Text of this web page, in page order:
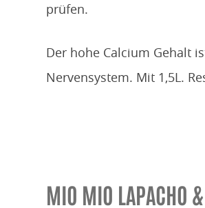
prüfen.
Der hohe Calcium Gehalt
Nervensystem. Mit 1,5L.
MIO MIO LAPACHO